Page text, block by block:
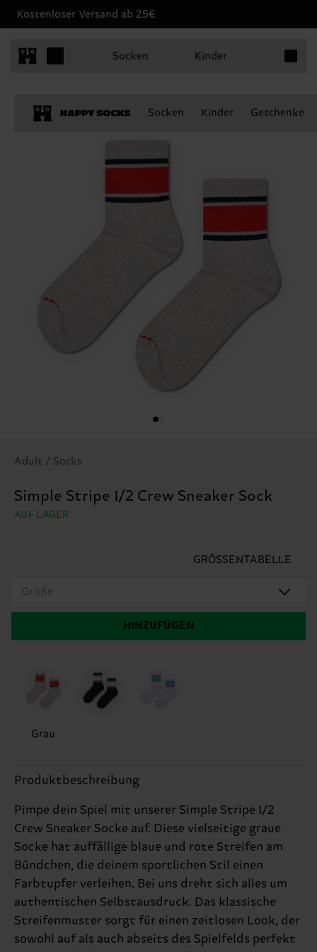
Kostenloser Versand ab 25€
Socken Kinder
Socken Kinder Geschenke
Adult / Socks
Simple Stripe 1/2 Crew Sneaker Sock
AUF LAGER
GRÖSSENTABELLE
Größe
HINZUFÜGEN
Grau
Produktbeschreibung
Pimpe dein Spiel mit unserer Simple Stripe 1/2
Crew Sneaker Socke auf. Diese vielseitige graue
Socke hat auffällige blaue und rote Streifen am
Bündchen, die deinem sportlichen Stil einen
Farbtupfer verleihen. Bei uns dreht sich alles um
authentischen Selbstausdruck. Das klassische
Streifenmuster sorgt für einen zeitlosen Look, der
sowohl auf als auch abseits des Spielfelds perfekt